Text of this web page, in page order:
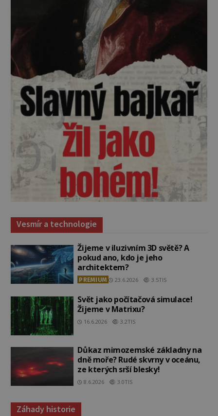
Vesmír a technologie
Žijeme v iluzivním 3D světě? A
pokud ano, kdo je jeho
architektem?
PREMIUM 23.6.2026 3.5TIS
Svět jako počítačová simulace!
Žijeme v Matrixu?
16.6.2026 3.2TIS
Důkaz mimozemské základny na
dně moře? Rudé skvrny v oceánu,
ze kterých srší blesky!
8.6.2026 3.0TIS
Záhady historie